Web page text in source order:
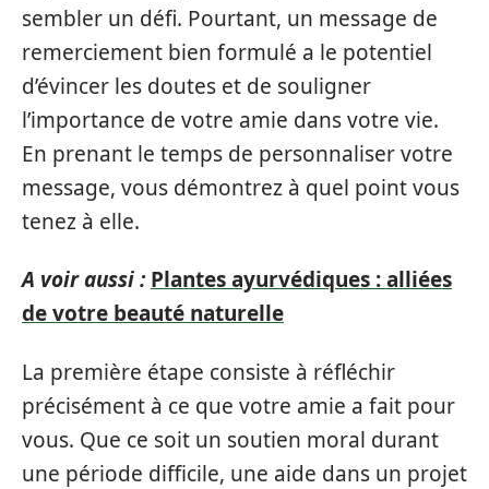
sembler un défi. Pourtant, un message de
remerciement bien formulé a le potentiel
d’évincer les doutes et de souligner
l’importance de votre amie dans votre vie.
En prenant le temps de personnaliser votre
message, vous démontrez à quel point vous
tenez à elle.
A voir aussi : Plantes ayurvédiques : alliées
de votre beauté naturelle
La première étape consiste à réfléchir
précisément à ce que votre amie a fait pour
vous. Que ce soit un soutien moral durant
une période difficile, une aide dans un projet